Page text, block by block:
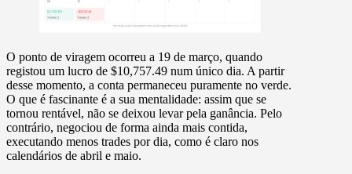
O ponto de viragem ocorreu a 19 de março, quando
registou um lucro de $10,757.49 num único dia. A partir
desse momento, a conta permaneceu puramente no verde.
O que é fascinante é a sua mentalidade: assim que se
tornou rentável, não se deixou levar pela ganância. Pelo
contrário, negociou de forma ainda mais contida,
executando menos trades por dia, como é claro nos
calendários de abril e maio.